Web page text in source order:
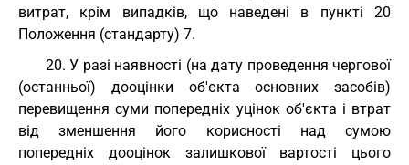
витрат, крім випадків, що наведені в пункті 20
Положення (стандарту) 7.
20. У разі наявності (на дату проведення чергової
(останньої) дооцінки об'єкта основних засобів)
перевищення суми попередніх уцінок об'єкта і втрат
від зменшення його корисності над сумою
попередніх дооцінок залишкової вартості цього